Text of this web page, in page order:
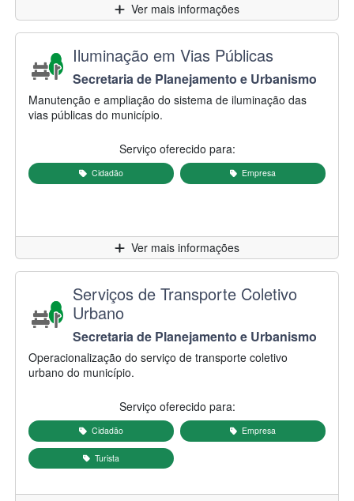
Ver mais informações
Nome do serviço:
Iluminação em Vias Públicas
Secretaria/Autarquia responsável:
Secretaria de Planejamento e Urbanismo
Descrição do serviço:
Manutenção e ampliação do sistema de iluminação das
vias públicas do município.
Serviço oferecido para:
Cidadão Empresa
Ver mais informações
Nome do serviço:
Serviços de Transporte Coletivo
Urbano
Secretaria/Autarquia responsável:
Secretaria de Planejamento e Urbanismo
Descrição do serviço:
Operacionalização do serviço de transporte coletivo
urbano do município.
Serviço oferecido para:
Cidadão Empresa
Turista